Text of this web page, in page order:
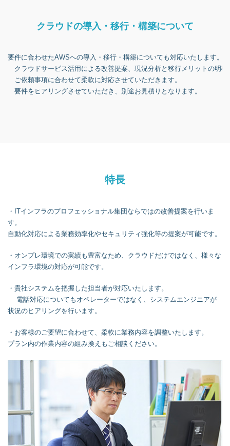
クラウドの導入・移行・構築について
要件に合わせたAWSへの導入・移行・構築についても対応いたします。
クラウドサービス活用による改善提案、現況分析と移行メリットの明確
ご依頼事項に合わせて柔軟に対応させていただきます。
要件をヒアリングさせていただき、別途お見積りとなります。
特長
・ITインフラのプロフェッショナル集団ならではの改善提案を行いま
す。
自動化対応による業務効率化やセキュリティ強化等の提案が可能です。
・オンプレ環境での実績も豊富なため、クラウドだけではなく、様々な
インフラ環境の対応が可能です。
・貴社システムを把握した担当者が対応いたします。
電話対応についてもオペレーターではなく、システムエンジニアが
状況のヒアリングを行います。
・お客様のご要望に合わせて、柔軟に業務内容を調整いたします。
プラン内の作業内容の組み換えもご相談ください。